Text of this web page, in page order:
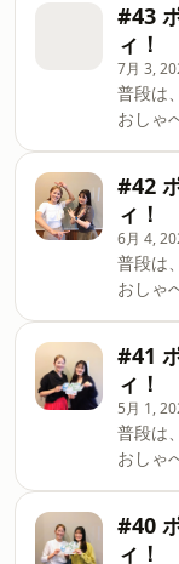
#43
ィ！
7月 3,
普段は
おしゃ
しまし
録しま
ってい
の
るのか
しみに
#42
ィ！
6月 4,
普段は
おしゃ
た「
付」を
りまし
いもの
ど、、
す。
#41
ィ！
5月 1,
普段は
おしゃ
（木）
#40
ィ！